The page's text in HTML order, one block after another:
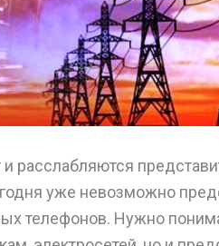
расслабляются
уже невозможно
телефонов. Нужно